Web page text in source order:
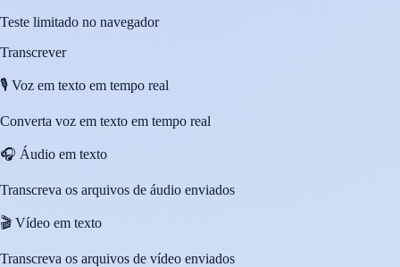
Teste limitado no navegador
Transcrever
🎙️ Voz em texto em tempo real
Converta voz em texto em tempo real
🎧 Áudio em texto
Transcreva os arquivos de áudio enviados
🎬 Vídeo em texto
Transcreva os arquivos de vídeo enviados